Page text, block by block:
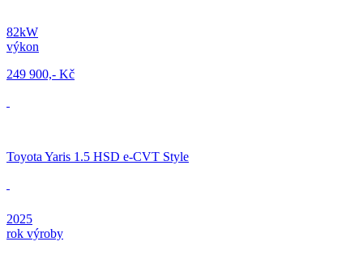
82kW
výkon
249 900,- Kč
Toyota Yaris 1.5 HSD e-CVT Style
2025
rok výroby